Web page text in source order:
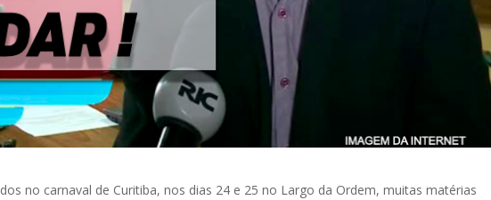
no carnaval de Curitiba, nos dias 24 e 25 no Largo da Ordem, muitas matérias